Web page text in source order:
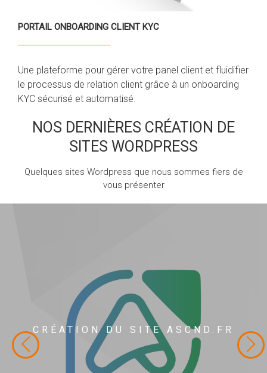
PORTAIL ONBOARDING CLIENT KYC
Une plateforme pour gérer votre panel client et fluidifier
le processus de relation client grâce à un onboarding
KYC sécurisé et automatisé.
NOS DERNIÈRES CRÉATION DE
SITES WORDPRESS
Quelques sites Wordpress que nous sommes fiers de
vous présenter
CRÉATION DU SITE ASCND.FR
ASCND
Création du site ASCND.fr